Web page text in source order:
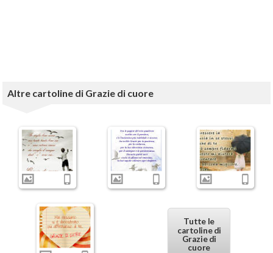
Altre cartoline di Grazie di cuore
Tutte le
cartoline di
Grazie di
cuore